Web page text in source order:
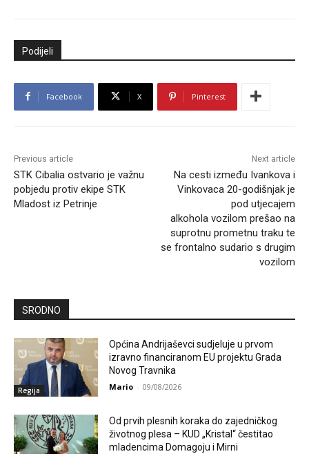
Podijeli
Facebook X Pinterest
Previous article
STK Cibalia ostvario je važnu
pobjedu protiv ekipe STK
Mladost iz Petrinje
Next article
Na cesti između Ivankova i
Vinkovaca 20-godišnjak je
pod utjecajem
alkohola vozilom prešao na
suprotnu prometnu traku te
se frontalno sudario s drugim
vozilom
SRODNO
Regija
Općina Andrijaševci sudjeluje u prvom
izravno financiranom EU projektu Grada
Novog Travnika
Mario - 09/08/2026
Od prvih plesnih koraka do zajedničkog
životnog plesa – KUD „Kristal“ čestitao
mladencima Domagoju i Mirni